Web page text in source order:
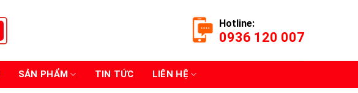
Hotline:
0936 120 007
SẢN PHẨM TIN TỨC LIÊN HỆ